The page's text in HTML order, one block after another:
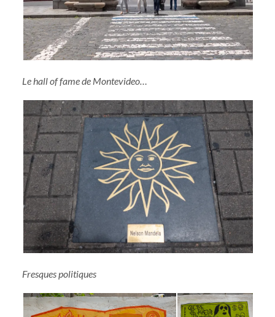
Le hall of fame de Montevideo…
Fresques politiques